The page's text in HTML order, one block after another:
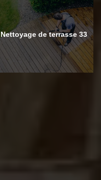
Nettoyage de terrasse 33